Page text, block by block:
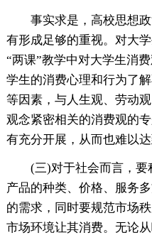
事实求是，高校思想政
有形成足够的重视。对大
“两课”教学中对大学生消
学生的消费心理和行为了
等因素，与人生观、劳动
观念紧密相关的消费观的
有充分开展，从而也难以
(三)对于社会而言，要
产品的种类、价格、服务
的需求，同时要规范市场
市场环境让其消费。无论